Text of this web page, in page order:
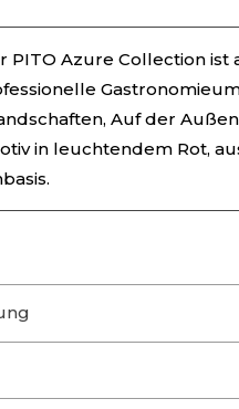
PITO Azure Collection ist
Auf der
in leuchtendem Rot,